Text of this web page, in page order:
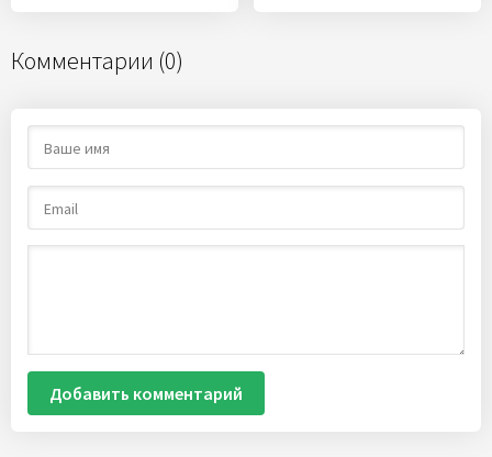
Комментарии (0)
Добавить комментарий